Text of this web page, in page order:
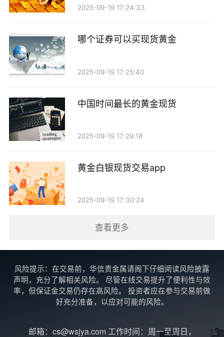
者而言变得更加昂贵。因此，美元的强弱变化是影响黄
3. 利率变化： 利率水平的变化也对黄金价格产生
重要影响。一般而言，利率上升会使得持有黄金的机会
之，低利率环境则会刺激投资者对黄金的购买需求。
4. 地缘政治风险： 地缘政治风险加剧时，黄金往
后，黄金价格迅速上涨，投资者对未来经济的不确定性
产生担忧。在这种情况下，各大银行的现货黄金价格也
随之上涨，反映了市场的紧张情绪。
对于投资者而言，了解各大银行的现货黄金价格以
及影响因素至关重要。以下是几条建议，帮助投资者在
黄金市场中制定合理的投资策略：
1. 关注市场动态： 时刻关注国际金价的变化，了
2025-09-19 17:24:33
哪个证券可以买现货黄金
2025-09-19 17:25:40
中国时间最长的黄金现货
2025-09-19 17:29:18
黄金白银现货交易app
2025-09-19 17:30:24
查看更多
风险提示：在交易前，华信贵金属请阁下仔细阅读风险披露
声明，充分了解相关风险。 尽管在线交易提升了便利性与效
率，但保证金交易仍存在高风险。 投资者应在参与交易前做
好充分准备，以应对可能的风险。
邮箱：cs@wsjya.com 工作时间：周一至周日，